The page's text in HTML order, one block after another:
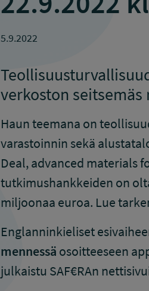
5.9.2022
verkoston
Haun teemana on
varastoinnin sekä
Deal, advanced materials
tutkimushankkeiden on
miljoonaa euroa. Lue
Englanninkieliset
mennessä osoitteeseen
julkaistu SAF€RAn